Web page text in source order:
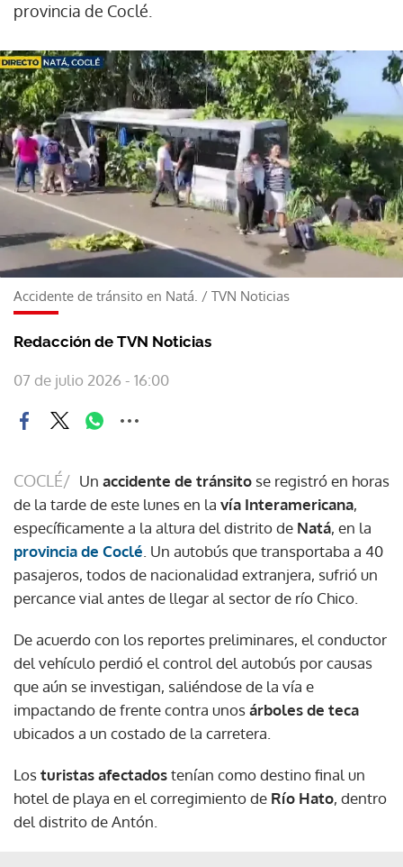
provincia de Coclé.
Accidente de tránsito en Natá. / TVN Noticias
Redacción de TVN Noticias
07 de julio 2026 - 16:00
COCLÉ/ Un accidente de tránsito se registró en horas
de la tarde de este lunes en la vía Interamericana,
específicamente a la altura del distrito de Natá, en la
provincia de Coclé . Un autobús que transportaba a 40
pasajeros, todos de nacionalidad extranjera, sufrió un
percance vial antes de llegar al sector de río Chico.
De acuerdo con los reportes preliminares, el conductor
del vehículo perdió el control del autobús por causas
que aún se investigan, saliéndose de la vía e
impactando de frente contra unosárboles de teca
ubicados a un costado de la carretera.
Losturistas afectadostenían como destino final un
hotel de playa en el corregimiento de Río Hato, dentro
del distrito de Antón.